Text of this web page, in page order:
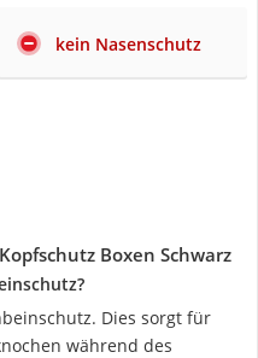
kein Nasenschutz
Boxen Schwarz
Dies sorgt für
während des